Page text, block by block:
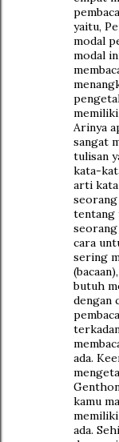
yaitu,
modal
modal
memiliki
Arinya
sangat
tulisan
kata-
arti
tentang
seorang
cara
sering
butuh
dengan
ada.
kamu
ada.